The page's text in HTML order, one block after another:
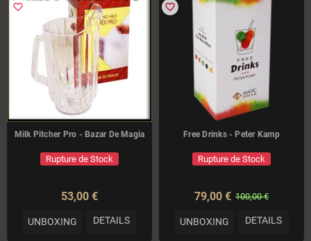
favorite_border
Milk Pitcher Pro - Bazar De Magia
Rupture de Stock
53,00 €
UNBOXING DETAILS
favorite_border
Free Drinks - Peter Kamp
Rupture de Stock
79,00 € 100,00 €
UNBOXING DETAILS